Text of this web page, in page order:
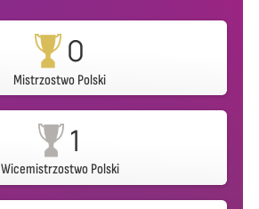
0
Mistrzostwo Polski
1
Wicemistrzostwo Polski